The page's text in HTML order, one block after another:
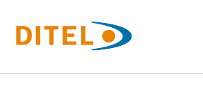
contenido